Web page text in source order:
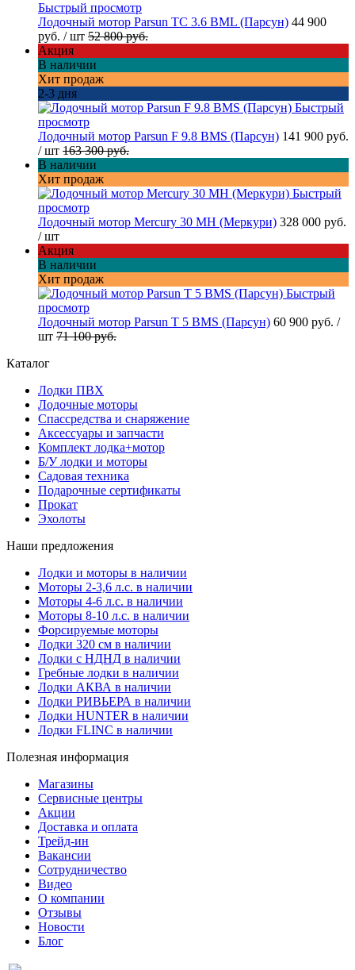
Быстрый просмотр
Лодочный мотор Parsun TC 3.6 BML (Парсун) 44 900
руб. / шт 52 800 руб.
Акция
В наличии
Хит продаж
2-3 дня
Быстрый
просмотр
Лодочный мотор Parsun F 9.8 BMS (Парсун) 141 900 руб.
/ шт 163 300 руб.
В наличии
Хит продаж
Быстрый
просмотр
Лодочный мотор Mercury 30 MH (Меркури) 328 000 руб.
/ шт
Акция
В наличии
Хит продаж
Быстрый
просмотр
Лодочный мотор Parsun T 5 BMS (Парсун) 60 900 руб. /
шт 71 100 руб.
Каталог
Лодки ПВХ
Лодочные моторы
Спассредства и снаряжение
Аксессуары и запчасти
Комплект лодка+мотор
Б/У лодки и моторы
Садовая техника
Подарочные сертификаты
Прокат
Эхолоты
Наши предложения
Лодки и моторы в наличии
Моторы 2-3,6 л.с. в наличии
Моторы 4-6 л.с. в наличии
Моторы 8-10 л.с. в наличии
Форсируемые моторы
Лодки 320 см в наличии
Лодки с НДНД в наличии
Гребные лодки в наличии
Лодки АКВА в наличии
Лодки РИВЬЕРА в наличии
Лодки HUNTER в наличии
Лодки FLINC в наличии
Полезная информация
Магазины
Сервисные центры
Акции
Доставка и оплата
Трейд-ин
Вакансии
Сотрудничество
Видео
О компании
Отзывы
Новости
Блог